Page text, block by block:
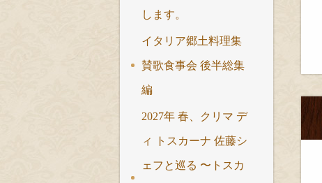
します。
イタリア郷土料理集
賛歌食事会 後半総集
編
2027年 春、クリマ デ
ィ トスカーナ 佐藤シ
ェフと巡る 〜トスカ